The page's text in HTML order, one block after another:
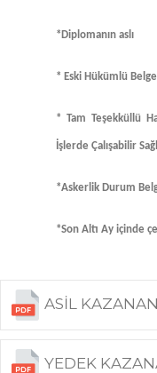
*Diplomanın aslı
* Eski Hükümlü
* Tam Teşekküllü
İşlerde Çalışabilir
*Askerlik Durum
*Son Altı Ay içinde
ASİL
YEDEK